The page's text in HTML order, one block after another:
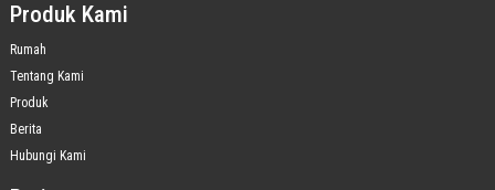
Produk Kami
Rumah
Tentang Kami
Produk
Berita
Hubungi Kami